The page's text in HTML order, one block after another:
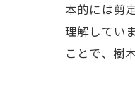
本的には剪
理解してい
ことで、樹